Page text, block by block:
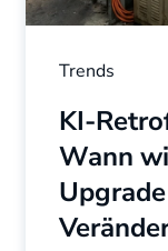
Trends
KI-
Wann